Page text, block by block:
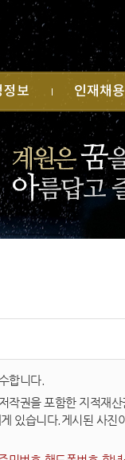
정보
·결산
황
금
사계약
집행
경비 집
대관
인재채용
합니다.
작권을 포함한 지적재
있습니다.게시된 사